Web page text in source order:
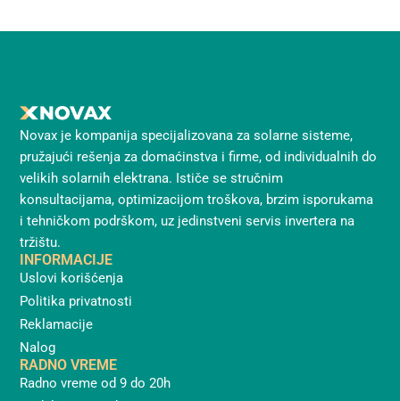
Novax je kompanija specijalizovana za solarne sisteme,
pružajući rešenja za domaćinstva i firme, od individualnih do
velikih solarnih elektrana. Ističe se stručnim
konsultacijama, optimizacijom troškova, brzim isporukama
i tehničkom podrškom, uz jedinstveni servis invertera na
tržištu.
INFORMACIJE
Uslovi korišćenja
Politika privatnosti
Reklamacije
Nalog
RADNO VREME
Radno vreme od 9 do 20h